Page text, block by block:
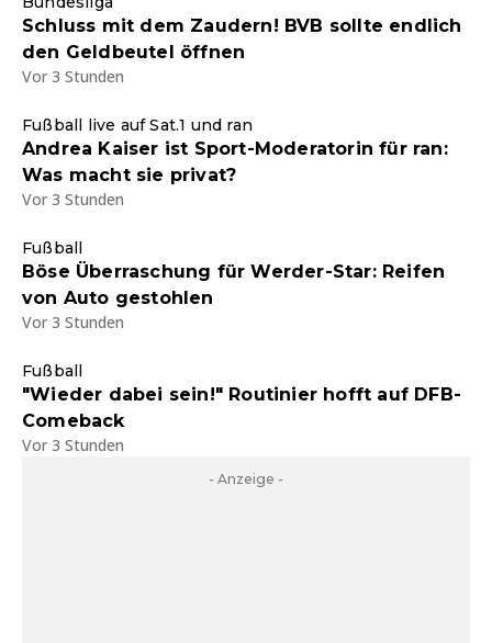
Schluss mit dem Zaudern! BVB sollte endlich
den Geldbeutel öffnen
Vor 3 Stunden
Fußball live auf Sat.1 und ran
Andrea Kaiser ist Sport-Moderatorin für ran:
Was macht sie privat?
Vor 3 Stunden
Fußball
Böse Überraschung für Werder-Star: Reifen
von Auto gestohlen
Vor 3 Stunden
Fußball
"Wieder dabei sein!" Routinier hofft auf DFB-
Comeback
Vor 3 Stunden
- Anzeige -